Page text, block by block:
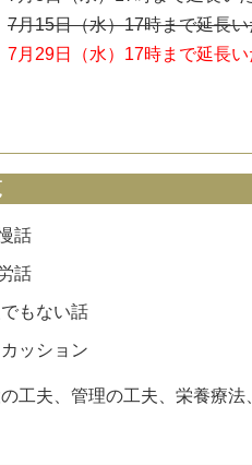
7月15日（水）17時まで延長
7月29日（水）17時まで延長い
話
話
もない話
ッション
工夫、管理の工夫、栄養療